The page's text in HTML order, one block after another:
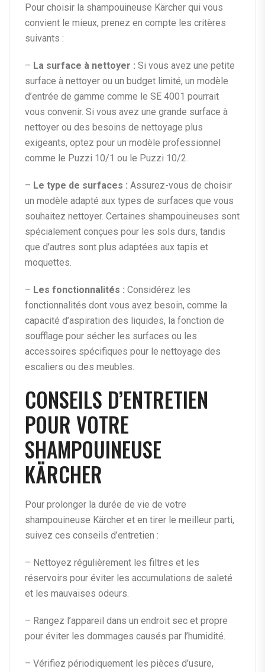
Pour choisir la shampouineuse Kärcher qui vous
convient le mieux, prenez en compte les critères
suivants :
– La surface à nettoyer : Si vous avez une petite
surface à nettoyer ou un budget limité, un modèle
d’entrée de gamme comme le SE 4001 pourrait
vous convenir. Si vous avez une grande surface à
nettoyer ou des besoins de nettoyage plus
exigeants, optez pour un modèle professionnel
comme le Puzzi 10/1 ou le Puzzi 10/2.
– Le type de surfaces : Assurez-vous de choisir
un modèle adapté aux types de surfaces que vous
souhaitez nettoyer. Certaines shampouineuses sont
spécialement conçues pour les sols durs, tandis
que d’autres sont plus adaptées aux tapis et
moquettes.
– Les fonctionnalités : Considérez les
fonctionnalités dont vous avez besoin, comme la
capacité d’aspiration des liquides, la fonction de
soufflage pour sécher les surfaces ou les
accessoires spécifiques pour le nettoyage des
escaliers ou des meubles.
CONSEILS D’ENTRETIEN
POUR VOTRE
SHAMPOUINEUSE
KÄRCHER
Pour prolonger la durée de vie de votre
shampouineuse Kärcher et en tirer le meilleur parti,
suivez ces conseils d’entretien :
– Nettoyez régulièrement les filtres et les
réservoirs pour éviter les accumulations de saleté
et les mauvaises odeurs.
– Rangez l’appareil dans un endroit sec et propre
pour éviter les dommages causés par l’humidité.
– Vérifiez périodiquement les pièces d’usure,